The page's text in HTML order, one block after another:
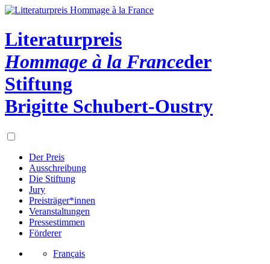
Literaturpreis
Hommage à la Franceder
Stiftung
Brigitte Schubert-Oustry
Der Preis
Ausschreibung
Die Stiftung
Jury
Preisträger*innen
Veranstaltungen
Pressestimmen
Förderer
Français